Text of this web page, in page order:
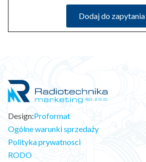
Dodaj do zapytania
Design:Proformat
Ogólne warunki sprzedaży
Polityka prywatnosci
RODO